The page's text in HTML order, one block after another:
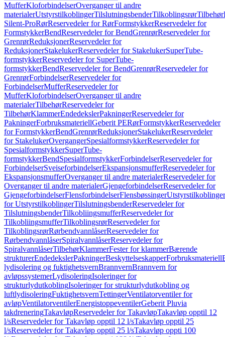
MufferKloforbindelserOverganger til andre
materialerUtstyrstilkoblingerTilslutningsbenderTilkoblingsrørTilbehør
Silent-ProRørReservedeler for RørFormstykkerReservedeler for
FormstykkerBendReservedeler for BendGrenrørReservedeler for
GrenrørReduksjonerReservedeler for
ReduksjonerStakelukerReservedeler for StakelukerSuperTube-
formstykkerReservedeler for SuperTube-
formstykkerBendReservedeler for BendGrenrørReservedeler for
GrenrørForbindelserReservedeler for
ForbindelserMufferReservedeler for
MufferKloforbindelserOverganger til andre
materialerTilbehørReservedeler for
TilbehørKlammerEndedekslerPakningerReservedeler for
PakningerForbruksmateriellGeberit PERørFormstykkerReservedeler
for FormstykkerBendGrenrørReduksjonerStakelukerReservedeler
for StakelukerOvergangerSpesialformstykkerReservedeler for
SpesialformstykkerSuperTube-
formstykkerBendSpesialformstykkerForbindelserReservedeler for
ForbindelserSveiseforbindelserEkspansjonsmufferReservedeler for
EkspansjonsmufferOverganger til andre materialerReservedeler for
Overganger til andre materialerGjengeforbindelserReservedeler for
GjengeforbindelserFlensforbindelserFlensbøssingerUtstyrstilkoblinger
for UtstyrstilkoblingerTilslutningsbenderReservedeler for
TilslutningsbenderTilkobliingsmufferReservedeler for
TilkobliingsmufferTilkoblingsrørReservedeler for
TilkoblingsrørRørbendvannlåserReservedeler for
RørbendvannlåserSpiralvannlåserReservedeler for
SpiralvannlåserTilbehørKlammerFester for klammerBærende
strukturerEndedekslerPakningerBeskyttelseskapperForbruksmateriell
lydisolering og fuktighetsvernBrannvernBrannvern for
avløpssystemerLydisoleringIsoleringer for
strukturlydutkoblingIsoleringer for strukturlydutkobling og
luftlydisoleringFuktighetsvernTettingerVentilatorventiler for
avløpVentilatorventilerEnergistoppeventilerGeberit Pluvia
takdreneringTakavløpReservedeler for TakavløpTakavløp opptil 12
l/sReservedeler for Takavløp opptil 12 l/sTakavløp opptil 25
l/sReservedeler for Takavløp opptil 25 l/sTakavløp oppti 100